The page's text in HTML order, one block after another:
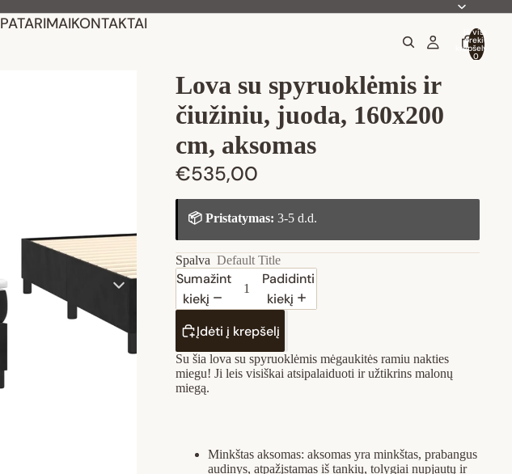
PATARIMAIKONTAKTAI Iš viso
prekių
krepšelyje:
0
Lova su spyruoklėmis ir
čiužiniu, juoda, 160x200
cm, aksomas
€535,00
📦 Pristatymas: 3-5 d.d.
Spalva Default Title
Sumažinti
kiekį
Padidinti
kiekį
Įdėti į krepšelį
Su šia lova su spyruoklėmis mėgaukitės ramiu nakties
miegu! Ji leis visiškai atsipalaiduoti ir užtikrins malonų
miegą.
Minkštas aksomas: aksomas yra minkštas, prabangus
audinys, atpažįstamas iš tankių, tolygiai nupjautų ir